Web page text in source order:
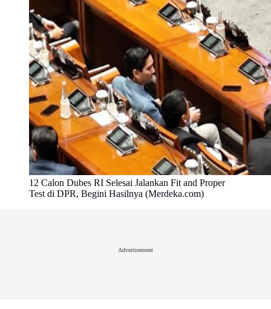
12 Calon Dubes RI Selesai Jalankan Fit and Proper
Test di DPR, Begini Hasilnya (Merdeka.com)
Advertisement